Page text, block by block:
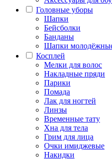
Головные уборы
Шапки
Бейсболки
Банданы
Шапки
Косплей
Мелки для волос
Накладные пряди
Парики
Помада
Лак для ногтей
Линзы
Временные тату
Хна для тела
Грим для лица
Очки имиджевые
Накидки